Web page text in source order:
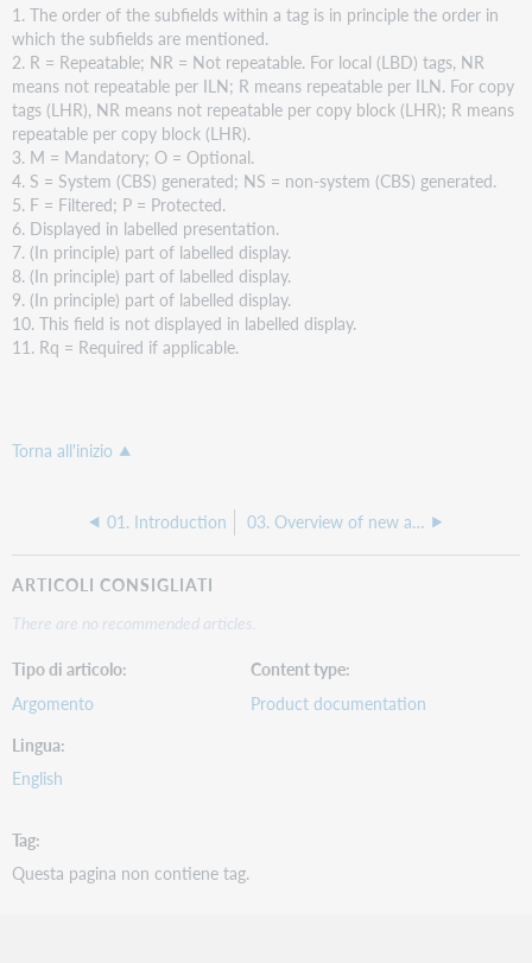
$a / $a
Supplier code
NR
O
$b / $b
1. The order of the subfields within a tag is in principle the order in
which the subfields are mentioned.
2. R = Repeatable; NR = Not repeatable. For local (LBD) tags, NR
means not repeatable per ILN; R means repeatable per ILN. For copy
tags (LHR), NR means not repeatable per copy block (LHR); R means
repeatable per copy block (LHR).
3. M = Mandatory; O = Optional.
4. S = System (CBS) generated; NS = non-system (CBS) generated.
5. F = Filtered; P = Protected.
6. Displayed in labelled presentation.
7. (In principle) part of labelled display.
8. (In principle) part of labelled display.
9. (In principle) part of labelled display.
10. This field is not displayed in labelled display.
11. Rq = Required if applicable.
Torna all'inizio
01. Introduction 03. Overview of new and former CBS fields - history on field level – bibliographic and holdings format
ARTICOLI CONSIGLIATI
There are no recommended articles.
Tipo di articolo
Argomento
Content type
Product documentation
Lingua
English
Tag
Questa pagina non contiene tag.